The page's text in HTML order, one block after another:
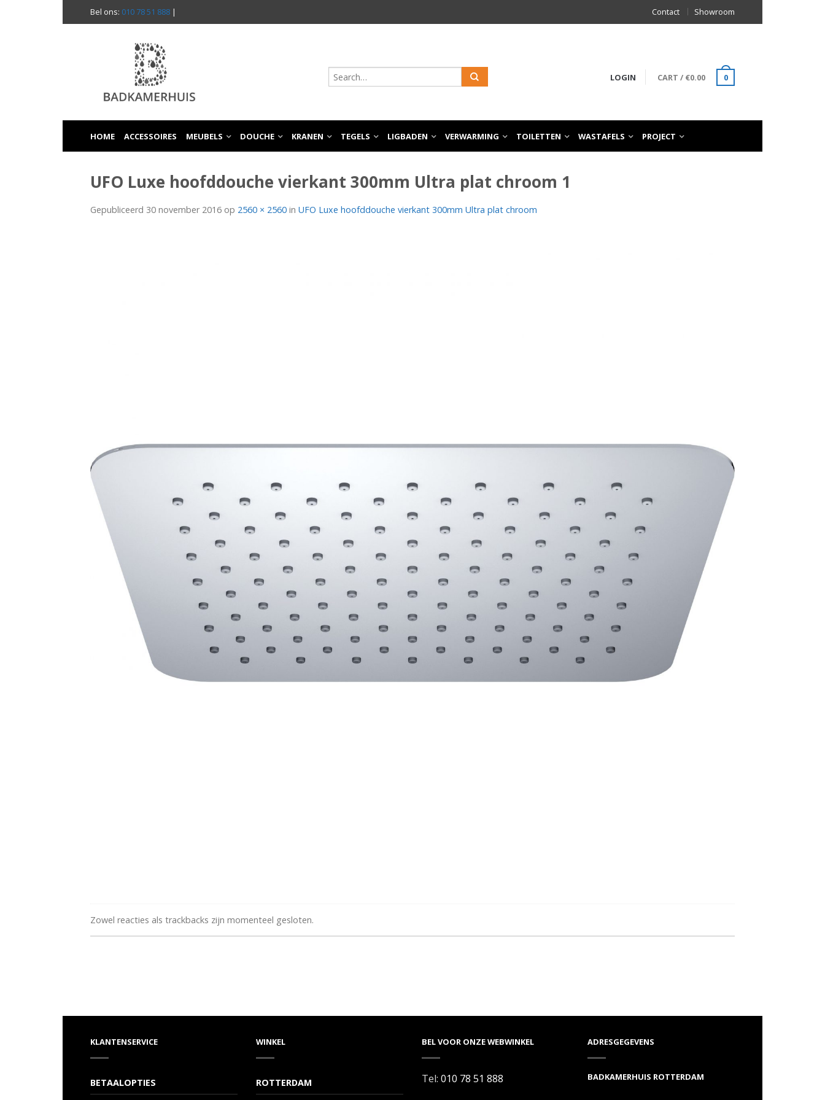
Bel ons: 010 78 51 888 | Contact Showroom
LOGIN CART / €0.00 0
HOME ACCESSOIRES MEUBELS DOUCHE KRANEN TEGELS LIGBADEN VERWARMING TOILETTEN WASTAFELS PROJECT
UFO Luxe hoofddouche vierkant 300mm Ultra plat chroom 1
Gepubliceerd 30 november 2016 op 2560 × 2560 in UFO Luxe hoofddouche vierkant 300mm Ultra plat chroom
Zowel reacties als trackbacks zijn momenteel gesloten.
KLANTENSERVICE
BETAALOPTIES
WINKEL
ROTTERDAM
BEL VOOR ONZE WEBWINKEL
Tel: 010 78 51 888
ADRESGEGEVENS
BADKAMERHUIS ROTTERDAM